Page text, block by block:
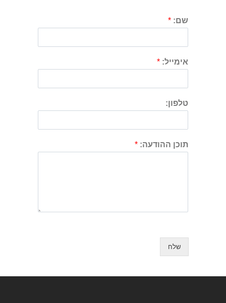
שם: *
אימייל: *
טלפון:
תוכן ההודעה: *
שלח